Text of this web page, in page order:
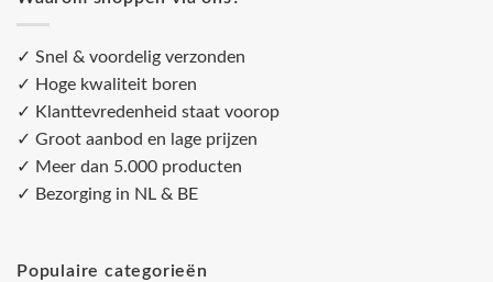
✓ Snel & voordelig verzonden
✓ Hoge kwaliteit boren
✓ Klanttevredenheid staat voorop
✓ Groot aanbod en lage prijzen
✓ Meer dan 5.000 producten
✓ Bezorging in NL & BE
Populaire categorieën